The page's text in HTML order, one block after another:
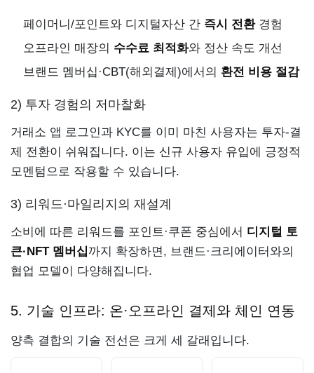
페이머니/포인트와 디지털자산 간 즉시 전환경험
오프라인 매장의 수수료 최적화와 정산 속도 개선
브랜드 멤버십·CBT(해외결제)에서의 환전 비용 절감
2) 투자 경험의 저마찰화
거래소 앱 로그인과 KYC를 이미 마친 사용자는 투자-결
제 전환이 쉬워집니다. 이는 신규 사용자 유입에 긍정적
모멘텀으로 작용할 수 있습니다.
3) 리워드·마일리지의 재설계
소비에 따른 리워드를 포인트·쿠폰 중심에서 디지털 토
큰·NFT 멤버십까지 확장하면, 브랜드·크리에이터와의
협업 모델이 다양해집니다.
5. 기술 인프라: 온·오프라인 결제와 체인 연동
양측 결합의 기술 전선은 크게 세 갈래입니다.